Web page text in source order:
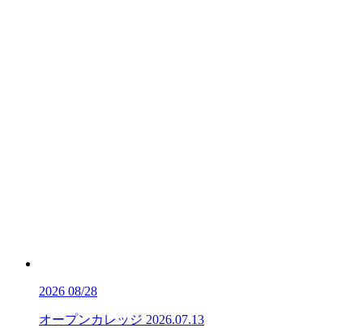
2026 08/28
オープンカレッジ 2026.07.13